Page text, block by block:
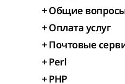
+Общие
+Оплата услуг
+Почтовые
+Perl
+PHP